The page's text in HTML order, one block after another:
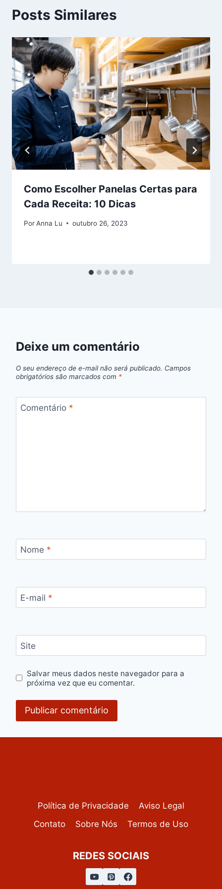
Posts Similares
Como Escolher Panelas Certas para
Cada Receita: 10 Dicas
PorAnna Lu outubro 26, 2023
Deixe um comentário
O seu endereço de e-mail não será publicado. Campos
obrigatórios são marcados com *
Comentário *
Nome *
E-mail *
Site
Salvar meus dados neste navegador para a
próxima vez que eu comentar.
Política de Privacidade
Aviso Legal
Contato
Sobre Nós Termos de Uso
REDES SOCIAIS